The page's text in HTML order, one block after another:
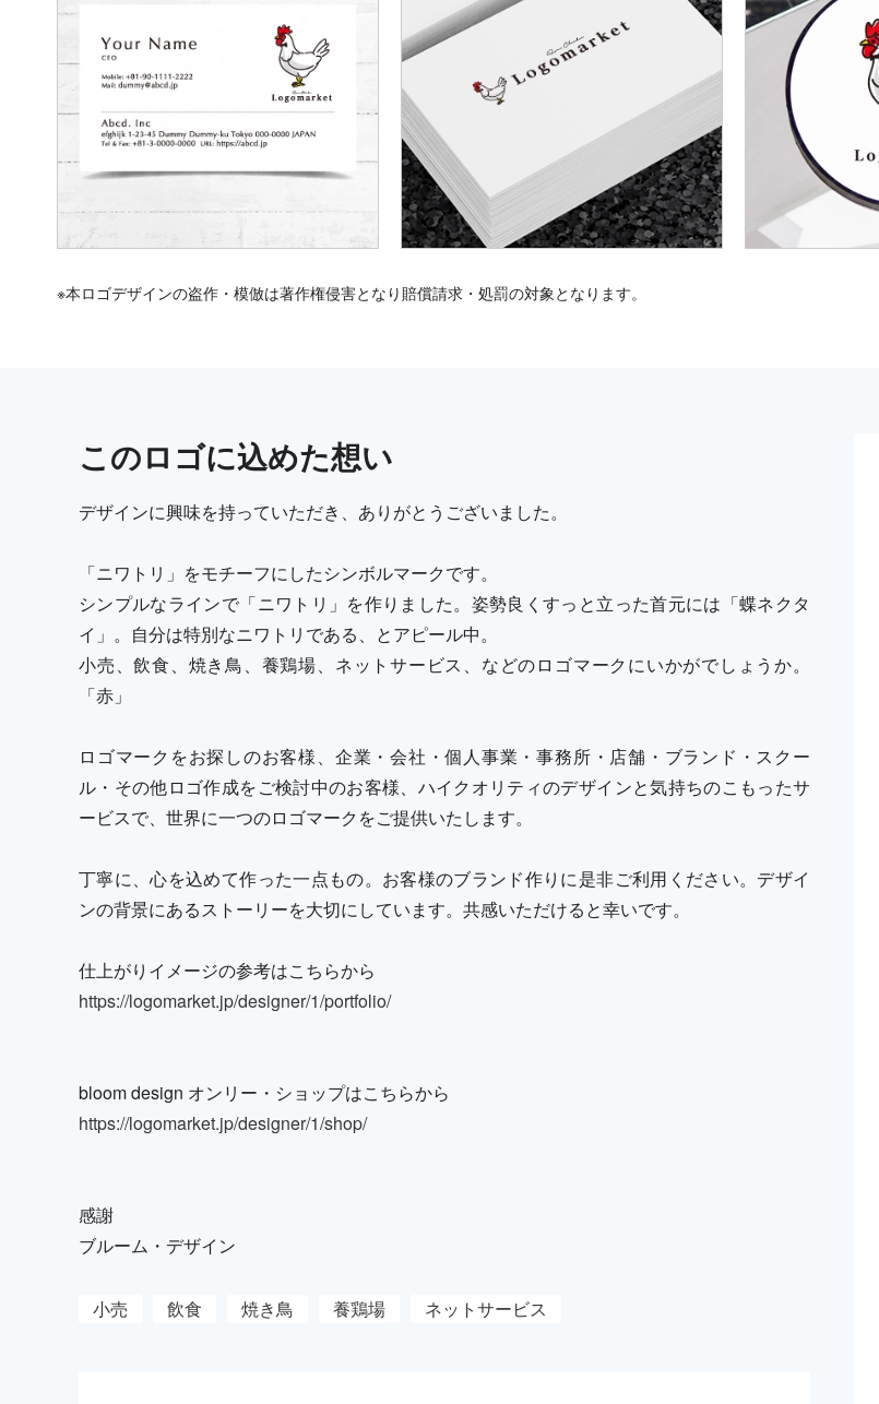
※本ロゴデザインの盗作・模倣は著作権侵害となり賠償請求・処罰の対象となります。
このロゴに込めた想い
デザインに興味を持っていただき、ありがとうございました。
「ニワトリ」をモチーフにしたシンボルマークです。
シンプルなラインで「ニワトリ」を作りました。姿勢良くすっと立った首元には「蝶ネクタ
イ」。自分は特別なニワトリである、とアピール中。
小売、飲食、焼き鳥、養鶏場、ネットサービス、などのロゴマークにいかがでしょうか。
「赤」
ロゴマークをお探しのお客様、企業・会社・個人事業・事務所・店舗・ブランド・スクー
ル・その他ロゴ作成をご検討中のお客様、ハイクオリティのデザインと気持ちのこもったサ
ービスで、世界に一つのロゴマークをご提供いたします。
丁寧に、心を込めて作った一点もの。お客様のブランド作りに是非ご利用ください。デザイ
ンの背景にあるストーリーを大切にしています。共感いただけると幸いです。
仕上がりイメージの参考はこちらから
https://logomarket.jp/designer/1/portfolio/
bloom design オンリー・ショップはこちらから
https://logomarket.jp/designer/1/shop/
感謝
ブルーム・デザイン
小売 飲食 焼き鳥 養鶏場 ネットサービス